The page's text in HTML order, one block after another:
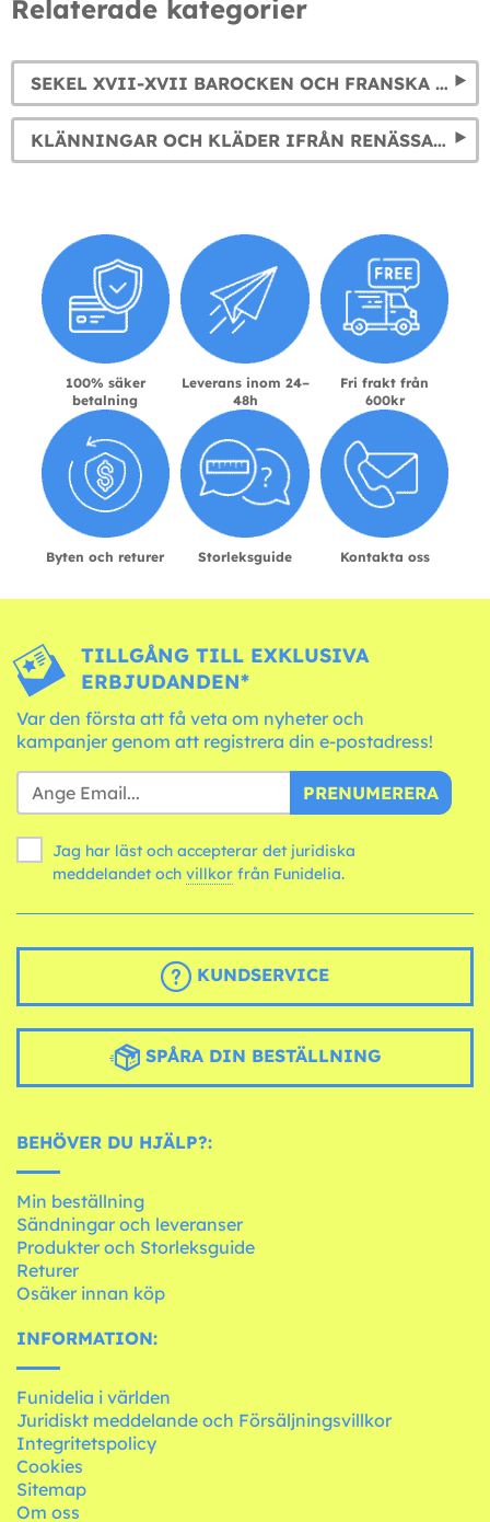
Relaterade kategorier
SEKEL XVII-XVII BAROCKEN OCH FRANSKA REVOLUTIONEN MASKERADKLÄDER
KLÄNNINGAR OCH KLÄDER IFRÅN RENÄSSANSEN: 1400-1500TAL
100% säker
betalning
Leverans inom 24–
48h
Fri frakt från
600kr
Byten och returer Storleksguide Kontakta oss
TILLGÅNG TILL EXKLUSIVA
ERBJUDANDEN*
Var den första att få veta om nyheter och
kampanjer genom att registrera din e-postadress!
PRENUMERERA
Jag har läst och accepterar det juridiska
meddelandet och villkor från Funidelia.
KUNDSERVICE
SPÅRA DIN BESTÄLLNING
BEHÖVER DU HJÄLP?:
Min beställning
Sändningar och leveranser
Produkter och Storleksguide
Returer
Osäker innan köp
INFORMATION:
Funidelia i världen
Juridiskt meddelande och Försäljningsvillkor
Integritetspolicy
Cookies
Sitemap
Om oss